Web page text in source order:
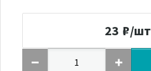
23 ₽/шт